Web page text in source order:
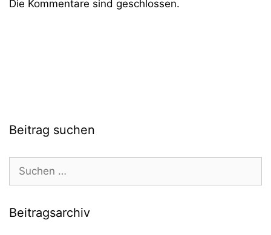
Die Kommentare sind geschlossen.
Beitrag suchen
nach:
Beitragsarchiv